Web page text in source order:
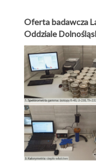
Oferta badawcza
Oddziale